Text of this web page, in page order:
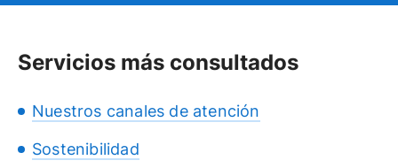
Servicios más consultados
Nuestros canales de atención
Sostenibilidad